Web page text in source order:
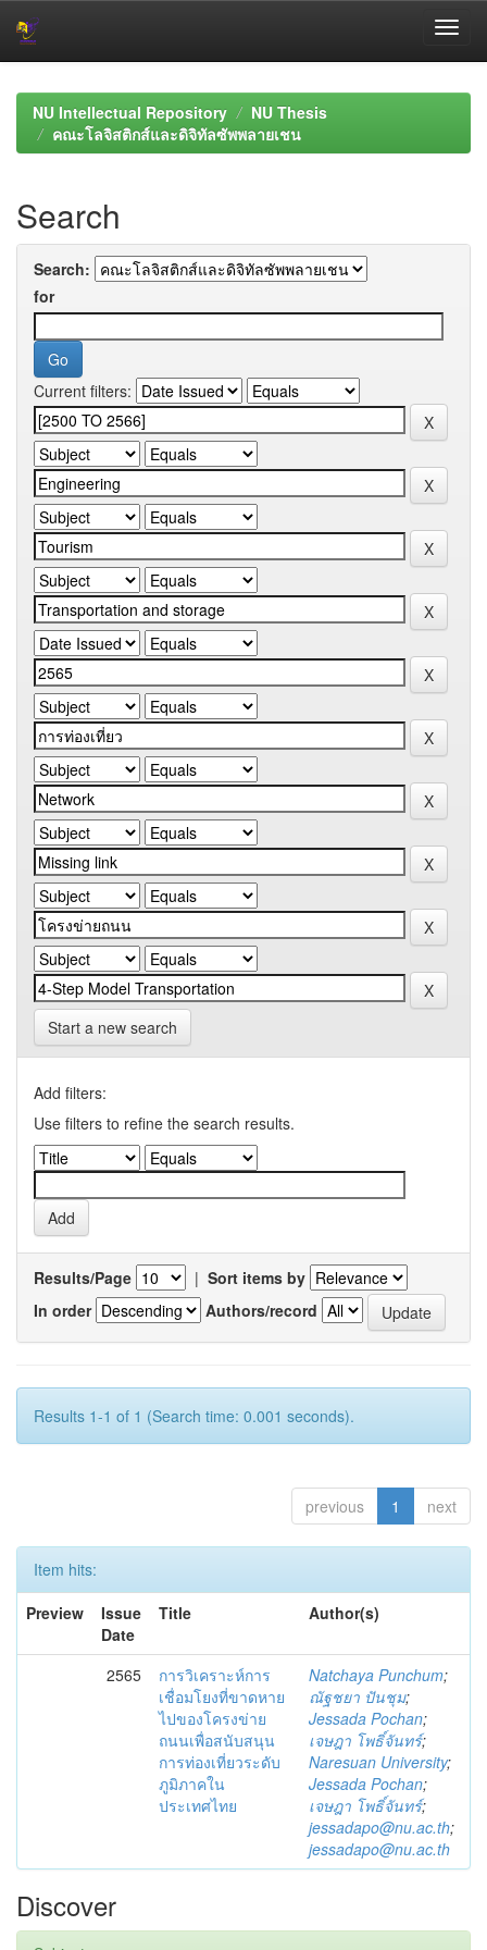
navigationNU Intellectual Repository
NU Thesis
คณะโลจิสติกส์และดิจิทัลซัพพลายเชน
Search
Search:
for
Current filters:
Start a new search
Add filters:
Use filters to refine the search results.
Results/Page | Sort items by
In order
Authors/record
Results 1-1 of 1 (Search time: 0.001 seconds).
previous 1 next
Item hits:
Preview
Issue
Date
Title Author(s)
2565
การวิเคราะห์การ
เชื่อมโยงที่ขาดหาย
ไปของโครงข่าย
ถนนเพื่อสนับสนุน
การท่องเที่ยวระดับ
ภูมิภาคใน
ประเทศไทย
Natchaya Punchum;
ณัฐชยา ปันชุม;
Jessada Pochan;
เจษฎา โพธิ์จันทร์;
Naresuan University;
Jessada Pochan;
เจษฎา โพธิ์จันทร์;
jessadapo@nu.ac.th;
jessadapo@nu.ac.th
Discover